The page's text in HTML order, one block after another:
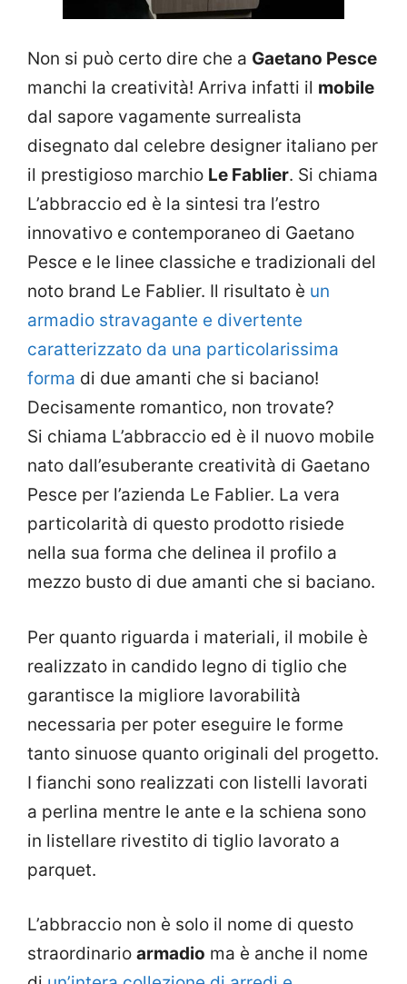
Non si può certo dire che a Gaetano Pesce
manchi la creatività! Arriva infatti il mobile
dal sapore vagamente surrealista
disegnato dal celebre designer italiano per
il prestigioso marchio Le Fablier. Si chiama
L’abbraccio ed è la sintesi tra l’estro
innovativo e contemporaneo di Gaetano
Pesce e le linee classiche e tradizionali del
noto brand Le Fablier. Il risultato è un
armadio stravagante e divertente
caratterizzato da una particolarissima
forma di due amanti che si baciano!
Decisamente romantico, non trovate?
Si chiama L’abbraccio ed è il nuovo mobile
nato dall’esuberante creatività di Gaetano
Pesce per l’azienda Le Fablier. La vera
particolarità di questo prodotto risiede
nella sua forma che delinea il profilo a
mezzo busto di due amanti che si baciano.
Per quanto riguarda i materiali, il mobile è
realizzato in candido legno di tiglio che
garantisce la migliore lavorabilità
necessaria per poter eseguire le forme
tanto sinuose quanto originali del progetto.
I fianchi sono realizzati con listelli lavorati
a perlina mentre le ante e la schiena sono
in listellare rivestito di tiglio lavorato a
parquet.
L’abbraccio non è solo il nome di questo
straordinario armadio ma è anche il nome